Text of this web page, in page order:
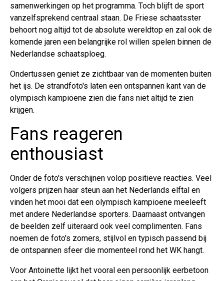
samenwerkingen op het programma. Toch blijft de sport
vanzelfsprekend centraal staan. De Friese schaatsster
behoort nog altijd tot de absolute wereldtop en zal ook de
komende jaren een belangrijke rol willen spelen binnen de
Nederlandse schaatsploeg.
Ondertussen geniet ze zichtbaar van de momenten buiten
het ijs. De strandfoto's laten een ontspannen kant van de
olympisch kampioene zien die fans niet altijd te zien
krijgen.
Fans reageren
enthousiast
Onder de foto's verschijnen volop positieve reacties. Veel
volgers prijzen haar steun aan het Nederlands elftal en
vinden het mooi dat een olympisch kampioene meeleeft
met andere Nederlandse sporters. Daarnaast ontvangen
de beelden zelf uiteraard ook veel complimenten. Fans
noemen de foto's zomers, stijlvol en typisch passend bij
de ontspannen sfeer die momenteel rond het WK hangt.
Voor Antoinette lijkt het vooral een persoonlijk eerbetoon